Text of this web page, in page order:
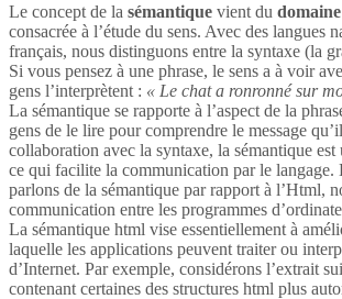
Le concept de la sémantique vient du
consacrée à l’étude du sens. Avec des langues
français, nous distinguons entre la syntaxe (la
Si vous pensez à une phrase, le sens a à voir
gens l’interprètent : « Le chat a ronronné sur
La sémantique se rapporte à l’aspect de la
gens de le lire pour comprendre le message
collaboration avec la syntaxe, la sémantique est
ce qui facilite la communication par le langage.
parlons de la sémantique par rapport à l’Html,
communication entre les programmes
La sémantique html vise essentiellement à
laquelle les applications peuvent traiter ou
d’Internet. Par exemple, considérons l’extrait
contenant certaines des structures html plus